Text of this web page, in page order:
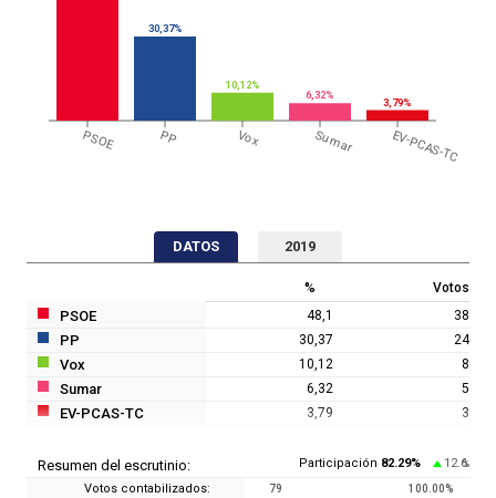
PSOE PP Vox Sumar EV-PCAS-TC
30,37%
10,12%
6,32%
3,79%
DATOS 2019
% Votos
PSOE 48,1 38
PP 30,37 24
Vox 10,12 8
Sumar 6,32 5
EV-PCAS-TC 3,79 3
Resumen del escrutinio: Participación 82.29% 12.6%
Votos contabilizados: 79 100.00%